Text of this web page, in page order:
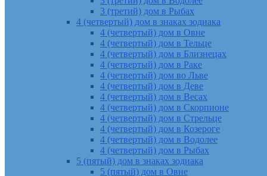
3 (третий) дом в Рыбах
4 (четвертый) дом в знаках зодиака
4 (четвертый) дом в Овне
4 (четвертый) дом в Тельце
4 (четвертый) дом в Близнецах
4 (четвертый) дом в Раке
4 (четвертый) дом во Льве
4 (четвертый) дом в Деве
4 (четвертый) дом в Весах
4 (четвертый) дом в Скорпионе
4 (четвертый) дом в Стрельце
4 (четвертый) дом в Козероге
4 (четвертый) дом в Водолее
4 (четвертый) дом в Рыбах
5 (пятый) дом в знаках зодиака
5 (пятый) дом в Овне